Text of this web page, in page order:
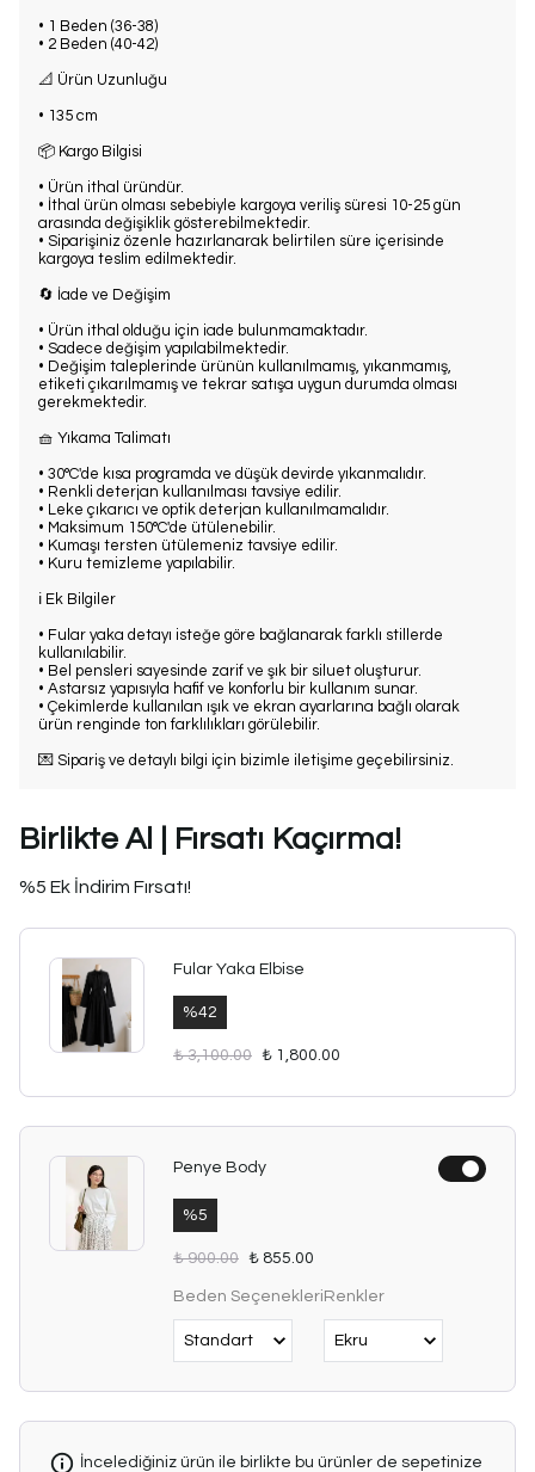
• 1 Beden (36-38)
• 2 Beden (40-42)
📐 Ürün Uzunluğu
• 135 cm
📦 Kargo Bilgisi
• Ürün ithal üründür.
• İthal ürün olması sebebiyle kargoya veriliş süresi 10-25 gün
arasında değişiklik gösterebilmektedir.
• Siparişiniz özenle hazırlanarak belirtilen süre içerisinde
kargoya teslim edilmektedir.
🔄 İade ve Değişim
• Ürün ithal olduğu için iade bulunmamaktadır.
• Sadece değişim yapılabilmektedir.
• Değişim taleplerinde ürünün kullanılmamış, yıkanmamış,
etiketi çıkarılmamış ve tekrar satışa uygun durumda olması
gerekmektedir.
🧺 Yıkama Talimatı
• 30°C'de kısa programda ve düşük devirde yıkanmalıdır.
• Renkli deterjan kullanılması tavsiye edilir.
• Leke çıkarıcı ve optik deterjan kullanılmamalıdır.
• Maksimum 150°C'de ütülenebilir.
• Kumaşı tersten ütülemeniz tavsiye edilir.
• Kuru temizleme yapılabilir.
ℹ️ Ek Bilgiler
• Fular yaka detayı isteğe göre bağlanarak farklı stillerde
kullanılabilir.
• Bel pensleri sayesinde zarif ve şık bir siluet oluşturur.
• Astarsız yapısıyla hafif ve konforlu bir kullanım sunar.
• Çekimlerde kullanılan ışık ve ekran ayarlarına bağlı olarak
ürün renginde ton farklılıkları görülebilir.
💌 Sipariş ve detaylı bilgi için bizimle iletişime geçebilirsiniz.
Birlikte Al | Fırsatı Kaçırma!
%5 Ek İndirim Fırsatı!
Fular Yaka Elbise
%42
₺ 3,100.00 ₺ 1,800.00
Penye Body
%5
₺ 900.00 ₺ 855.00
Beden SeçenekleriRenkler
İncelediğiniz ürün ile birlikte bu ürünler de sepetinize